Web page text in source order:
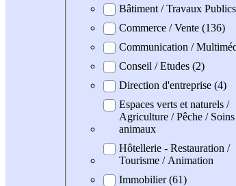
Bâtiment / Travaux Publics
Commerce / Vente (136)
Communication /
Conseil / Etudes (2)
Direction d'entreprise (4)
Espaces verts et naturels /
Agriculture / Pêche /
animaux
Hôtellerie - Restauration /
Tourisme / Animation
Immobilier (61)